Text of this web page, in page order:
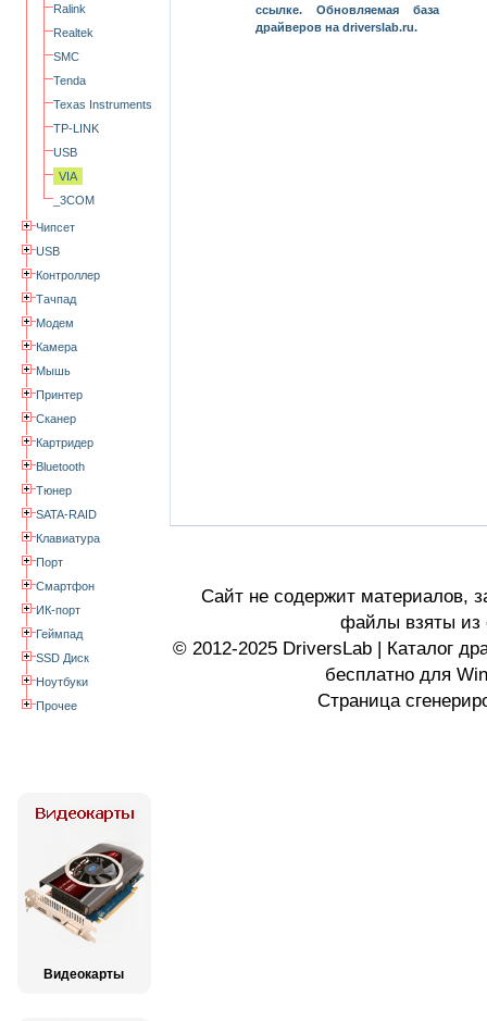
Ralink
Realtek
SMC
Tenda
Texas Instruments
TP-LINK
USB
VIA
_3COM
Чипсет
USB
Контроллер
Тачпад
Модем
Камера
Мышь
Принтер
Сканер
Картридер
Bluetooth
Тюнер
SATA-RAID
Клавиатура
Порт
Смартфон
ИК-порт
Геймпад
SSD Диск
Ноутбуки
Прочее
Видеокарты
ссылке. Обновляемая база
драйверов на driverslab.ru.
Сайт не содержит материалов,
файлы взяты из
© 2012-2025 DriversLab | Каталог
бесплатно для
Страница